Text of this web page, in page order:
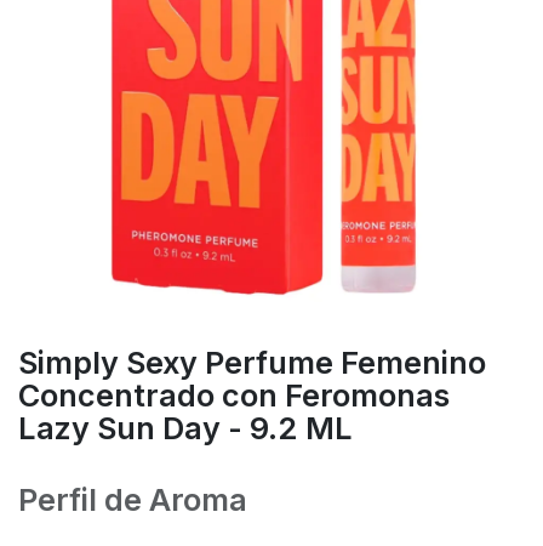
Simply Sexy Perfume Femenino
Concentrado con Feromonas
Lazy Sun Day - 9.2 ML
Perfil de Aroma